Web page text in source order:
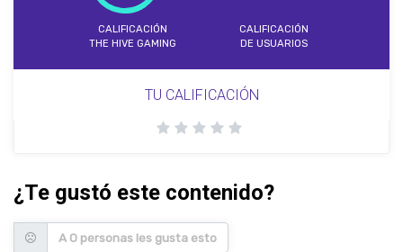
CALIFICACIÓN
THE HIVE GAMING
CALIFICACIÓN
DE USUARIOS
TU CALIFICACIÓN
¿Te gustó este contenido?
A 0 personas les gusta esto